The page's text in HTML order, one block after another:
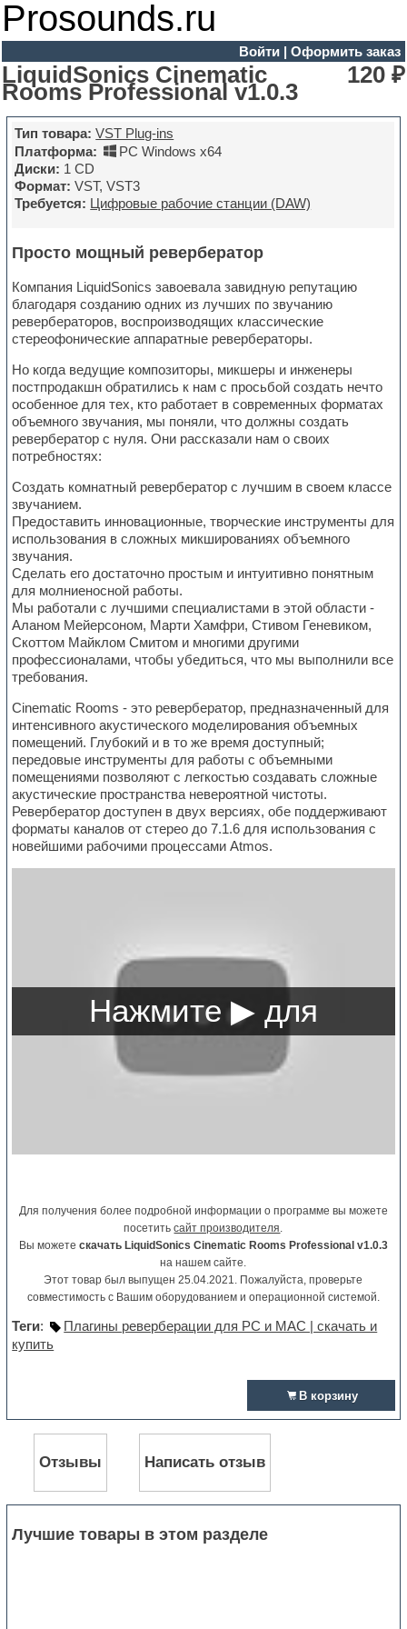
Prosounds.ru
Войти| Оформить заказ
LiquidSonics Cinematic
Rooms Professional v1.0.3
120 ₽
Тип товара: VST Plug-ins
Платформа:
PC Windows x64
Диски: 1 CD
Формат: VST, VST3
Требуется: Цифровые рабочие станции (DAW)
Просто мощный ревербератор
Компания LiquidSonics завоевала завидную репутацию
благодаря созданию одних из лучших по звучанию
ревербераторов, воспроизводящих классические
стереофонические аппаратные ревербераторы.
Но когда ведущие композиторы, микшеры и инженеры
постпродакшн обратились к нам с просьбой создать нечто
особенное для тех, кто работает в современных форматах
объемного звучания, мы поняли, что должны создать
ревербератор с нуля. Они рассказали нам о своих
потребностях:
Создать комнатный ревербератор с лучшим в своем классе
звучанием.
Предоставить инновационные, творческие инструменты для
использования в сложных микшированиях объемного
звучания.
Сделать его достаточно простым и интуитивно понятным
для молниеносной работы.
Мы работали с лучшими специалистами в этой области -
Аланом Мейерсоном, Марти Хамфри, Стивом Геневиком,
Скоттом Майклом Смитом и многими другими
профессионалами, чтобы убедиться, что мы выполнили все
требования.
Cinematic Rooms - это ревербератор, предназначенный для
интенсивного акустического моделирования объемных
помещений. Глубокий и в то же время доступный;
передовые инструменты для работы с объемными
помещениями позволяют с легкостью создавать сложные
акустические пространства невероятной чистоты.
Ревербератор доступен в двух версиях, обе поддерживают
форматы каналов от стерео до 7.1.6 для использования с
новейшими рабочими процессами Atmos.
Для получения более подробной информации о программе вы можете
посетитьсайт производителя.
Вы можете скачать LiquidSonics Cinematic Rooms Professional v1.0.3
на нашем сайте.
Этот товар был выпущен 25.04.2021. Пожалуйста, проверьте
совместимость с Вашим оборудованием и операционной системой.
Теги:
Плагины реверберации для PC и MAC | скачать и
купить
В корзину
Отзывы Написать отзыв
Лучшие товары в этом разделе